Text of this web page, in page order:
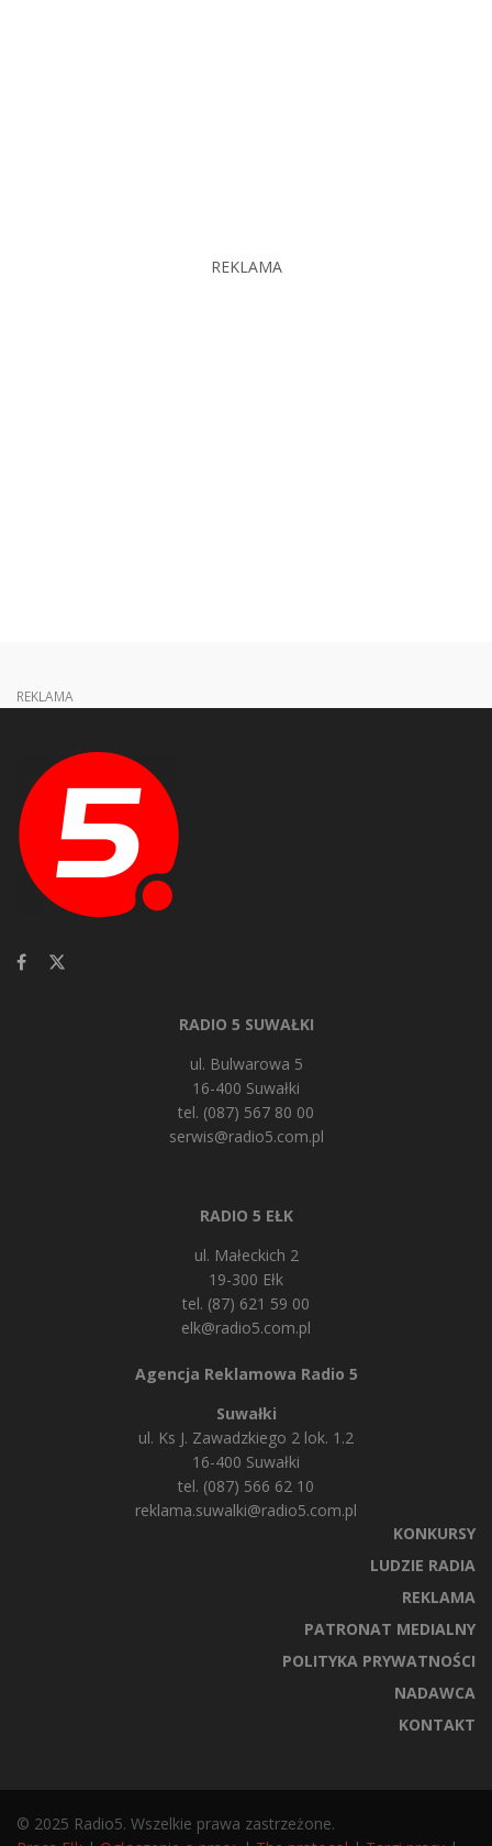
REKLAMA
REKLAMA
RADIO 5 SUWAŁKI
ul. Bulwarowa 5
16-400 Suwałki
tel. (087) 567 80 00
serwis@radio5.com.pl
RADIO 5 EŁK
ul. Małeckich 2
19-300 Ełk
tel. (87) 621 59 00
elk@radio5.com.pl
Agencja Reklamowa Radio 5
Suwałki
ul. Ks J. Zawadzkiego 2 lok. 1.2
16-400 Suwałki
tel. (087) 566 62 10
reklama.suwalki@radio5.com.pl
KONKURSY
LUDZIE RADIA
REKLAMA
PATRONAT MEDIALNY
POLITYKA PRYWATNOŚCI
NADAWCA
KONTAKT
© 2025 Radio5. Wszelkie prawa zastrzeżone.